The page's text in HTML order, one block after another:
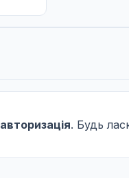
авторизація. Будь